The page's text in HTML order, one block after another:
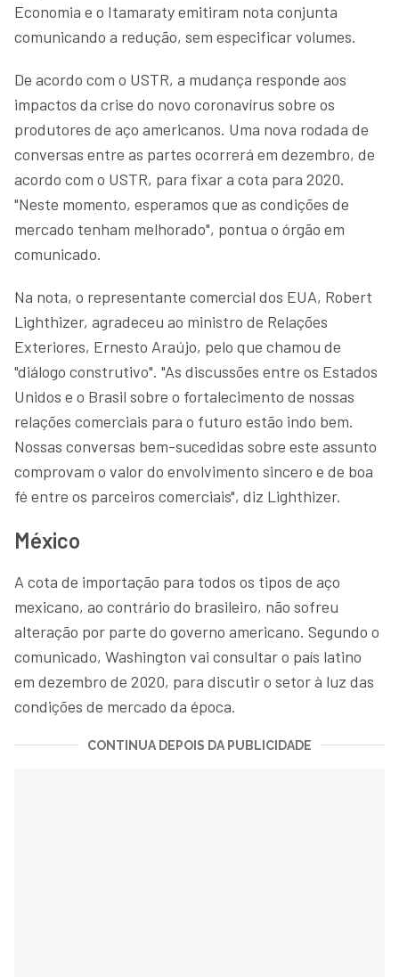
Economia e o Itamaraty emitiram nota conjunta
comunicando a redução, sem especificar volumes.
De acordo com o USTR, a mudança responde aos
impactos da crise do novo coronavírus sobre os
produtores de aço americanos. Uma nova rodada de
conversas entre as partes ocorrerá em dezembro, de
acordo com o USTR, para fixar a cota para 2020.
"Neste momento, esperamos que as condições de
mercado tenham melhorado", pontua o órgão em
comunicado.
Na nota, o representante comercial dos EUA, Robert
Lighthizer, agradeceu ao ministro de Relações
Exteriores, Ernesto Araújo, pelo que chamou de
"diálogo construtivo". "As discussões entre os Estados
Unidos e o Brasil sobre o fortalecimento de nossas
relações comerciais para o futuro estão indo bem.
Nossas conversas bem-sucedidas sobre este assunto
comprovam o valor do envolvimento sincero e de boa
fé entre os parceiros comerciais", diz Lighthizer.
México
A cota de importação para todos os tipos de aço
mexicano, ao contrário do brasileiro, não sofreu
alteração por parte do governo americano. Segundo o
comunicado, Washington vai consultar o país latino
em dezembro de 2020, para discutir o setor à luz das
condições de mercado da época.
CONTINUA DEPOIS DA PUBLICIDADE